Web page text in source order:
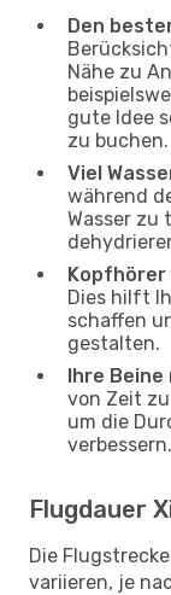
Den
Nähe zu
gute Idee
zu buchen.
Viel
während
Wasser zu
Kopfhörer
Dies hilft
schaffen
gestalten.
Ihre
von Zeit
um die
verbessern.
Flugdauer
Die
variieren, je